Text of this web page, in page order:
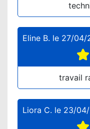
Eline B. le 27/04/
travail
Liora C. le 23/